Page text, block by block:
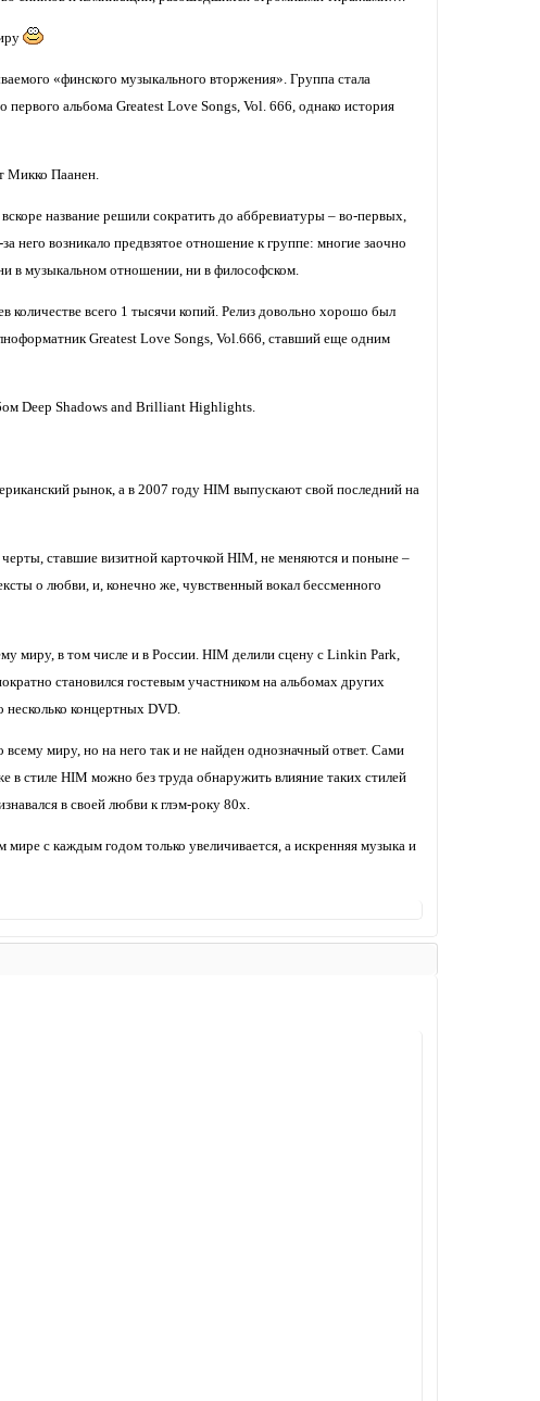
«финского музыкального вторжения». Группа стала
альбома Greatest Love Songs, Vol. 666, однако история
Микко Паанен.
название решили сократить до аббревиатуры – во-первых,
него возникало предвзятое отношение к группе: многие заочно
в музыкальном отношении, ни в философском.
всего 1 тысячи копий. Релиз довольно хорошо был
Greatest Love Songs, Vol.666, ставший еще одним
Deep Shadows and Brilliant Highlights.
рынок, а в 2007 году HIM выпускают свой последний на
ставшие визитной карточкой HIM, не меняются и поныне –
о любви, и, конечно же, чувственный вокал бессменного
миру, в том числе и в России. HIM делили сцену с Linkin Park,
становился гостевым участником на альбомах других
концертных DVD.
миру, но на него так и не найден однозначный ответ. Сами
стиле HIM можно без труда обнаружить влияние таких стилей
в своей любви к глэм-року 80х.
мире с каждым годом только увеличивается, а искренняя музыка и